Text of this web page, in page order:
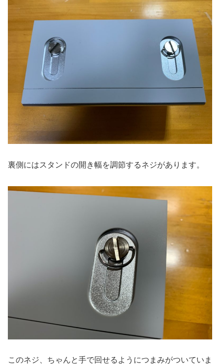
裏側にはスタンドの開き幅を調節するネジがあります。
このネジ、ちゃんと手で回せるようにつまみがついていま